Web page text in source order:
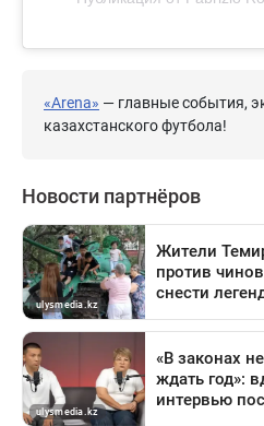
«Arena» — главные события,
казахстанского футбола!